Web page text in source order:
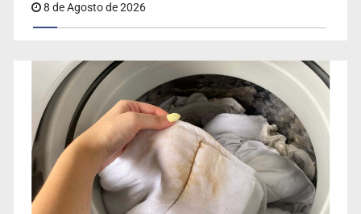
8 de Agosto de 2026